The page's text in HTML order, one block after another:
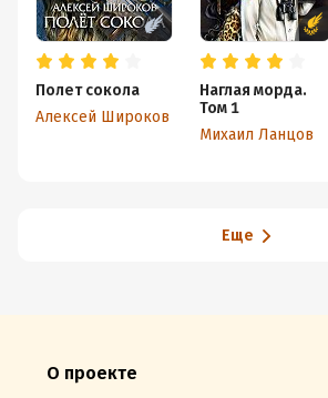
Полет сокола
Алексей Широков
Наглая морда.
Том 1
Михаил Ланцов
Еще
О проекте